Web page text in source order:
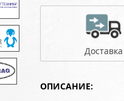
Доставка
ОПИСАНИЕ: